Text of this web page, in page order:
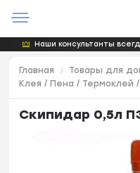
Наши консультанты
Главная
Товары для
Клея / Пена / Термоклей
Скипидар 0,5л